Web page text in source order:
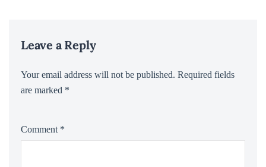
Leave a Reply
Your email address will not be published. Required fields
are marked *
Comment *